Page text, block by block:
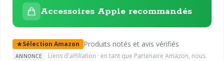
Accessoires Apple recommandés
Sélection Amazon Produits notés et avis vérifiés
ANNONCE
Liens d'affiliation · en tant que Partenaire Amazon, nous